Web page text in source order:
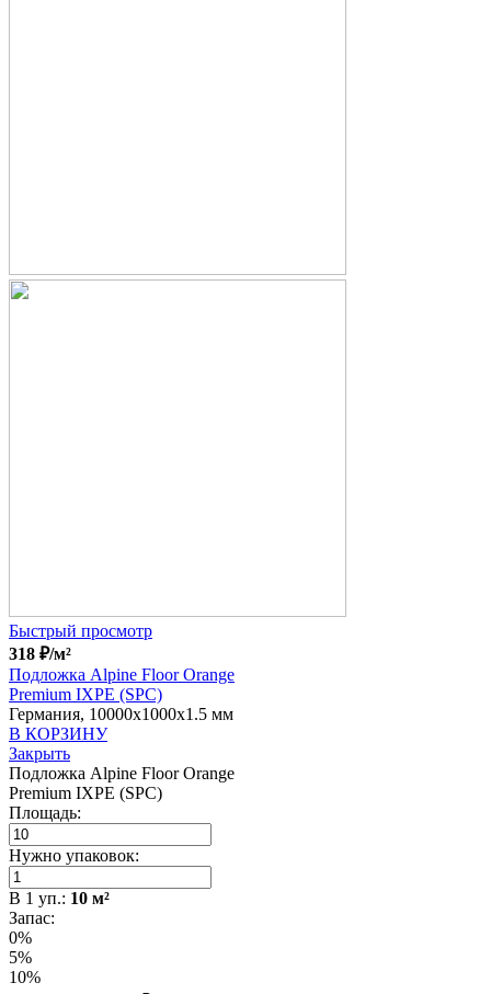
Быстрый просмотр
318 ₽/м²
Подложка Alpine Floor Orange
Premium IXPE (SPC)
Германия, 10000x1000x1.5 мм
В КОРЗИНУ
Закрыть
Подложка Alpine Floor Orange
Premium IXPE (SPC)
Площадь:
Нужно упаковок:
В 1 уп.: 10 м²
Запас:
0%
5%
10%